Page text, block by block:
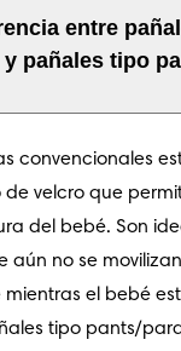
entre
pañales tipo
convencionales
de velcro que
del bebé. Son
aún no se
el bebé
tipo pants/